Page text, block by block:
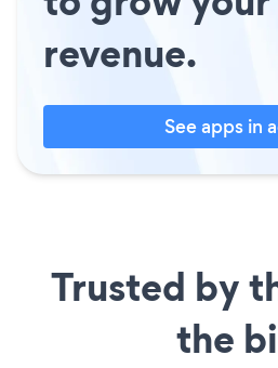
revenue.
See apps in
Trusted by
the